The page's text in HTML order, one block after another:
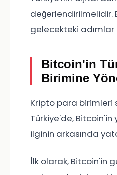
değerlendirilmelidir.
gelecekteki adımlar
Bitcoin'in
Birimine
Kripto para birimleri
Türkiye'de, Bitcoin'in
ilginin arkasında
İlk olarak, Bitcoin'in